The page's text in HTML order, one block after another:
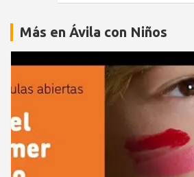
Más en Ávila con Niños